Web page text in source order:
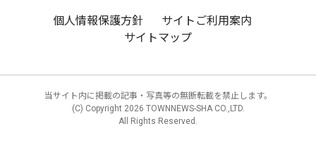
個人情報保護方針
サイトご利用案内
サイトマップ
当サイト内に掲載の記事・写真等の無断転載を禁止します。
(C) Copyright 2026 TOWNNEWS-SHA CO.,LTD.
All Rights Reserved.